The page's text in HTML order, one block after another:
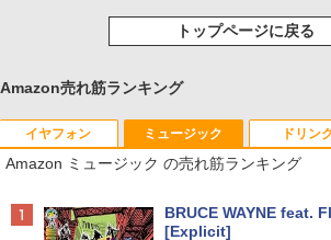
トップページに戻る
Amazon売れ筋ランキング
イヤフォン
Anker Soundcore P40i
ミュージック
Amazon ミュージック の売れ筋ランキング
BRUCE WAYNE feat.
[Explicit]
ドリン